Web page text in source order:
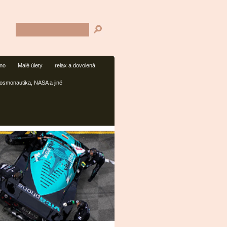
Malé úlety relax a dovolená
NASA a jiné